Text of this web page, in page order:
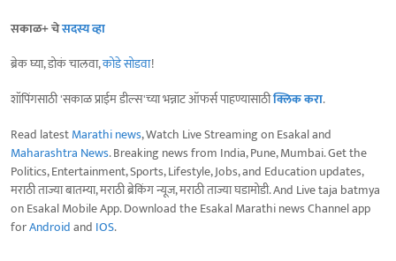
सकाळ+ चेसदस्य व्हा
ब्रेक घ्या, डोकं चालवा,कोडे सोडवा!
शॉपिंगसाठी 'सकाळ प्राईम डील्स'च्या भन्नाट ऑफर्स पाहण्यासाठीक्लिक करा.
Read latestMarathi news, Watch Live Streaming on Esakal and
Maharashtra News. Breaking news from India, Pune, Mumbai. Get the
Politics, Entertainment, Sports, Lifestyle, Jobs, and Education updates,
मराठी ताज्या बातम्या, मराठी ब्रेकिंग न्यूज, मराठी ताज्या घडामोडी. And Live taja batmya
on Esakal Mobile App. Download the Esakal Marathi news Channel app
forAndroidand IOS.